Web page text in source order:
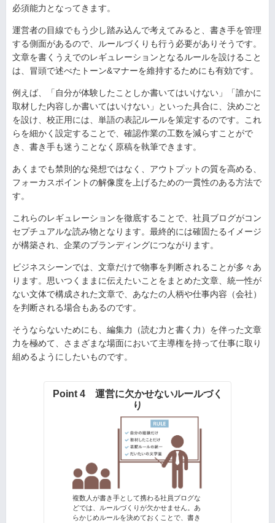
必須能力となってきます。
運営者の目線でもう少し踏み込んで考えてみると、書き手を管理
する側面があるので、ルールづくりも行う必要がありそうです。
文章を書くうえでのレギュレーションとなるルールを設けること
は、冒頭で述べたトーン&マナーを維持するためにも有効です。
例えば、「自分が体験したことしか書いてはいけない」「誰かに
取材した内容しか書いてはいけない」といった具合に、決めごと
を設け、校正用には、単語の表記ルールを策定するのです。これ
らを細かく設定することで、確認作業の工数を減らすことがで
き、書き手も迷うことなく原稿を執筆できます。
あくまでも禁則的な発想ではなく、アウトプットの質を高める、
フォーカスポイントの解像度を上げるための一貫性のある方法で
す。
これらのレギュレーションを徹底することで、社員ブログがコン
セプチュアルな読み物となります。最終的には確固たるイメージ
が構築され、企業のブランディングにつながります。
ビジネスシーンでは、文章だけで物事を判断されることが多々あ
ります。思いつくままに伝えたいことをまとめた文章、統一性が
ない文体で構成された文章で、あなたの人柄や仕事内容（会社）
を判断される場合もあるのです。
そうならないためにも、編集力（読む力と書く力）を伴った文章
力を極めて、さまざまな場面において主導権を持って仕事に取り
組めるようにしたいものです。
Point 4 運営に欠かせないルールづく
り
複数人が書き手として携わる社員ブログな
どでは、ルールづくりが欠かせません。あ
らかじめルールを決めておくことで、書き